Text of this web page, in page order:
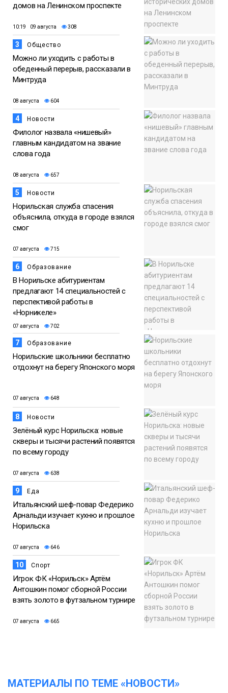
домов на Ленинском проспекте
10:19 09 августа 308
3 Общество
Можно ли уходить с работы в
обеденный перерыв, рассказали в
Минтруда
08 августа 604
4 Новости
Филолог назвала «нишевый»
главным кандидатом на звание
слова года
08 августа 657
5 Новости
Норильская служба спасения
объяснила, откуда в городе взялся
смог
07 августа 715
6 Образование
В Норильске абитуриентам
предлагают 14 специальностей с
перспективой работы в
«Норникеле»
07 августа 702
7 Образование
Норильские школьники бесплатно
отдохнут на берегу Японского моря
07 августа 648
8 Новости
Зелёный курс Норильска: новые
скверы и тысячи растений появятся
по всему городу
07 августа 638
9 Еда
Итальянский шеф-повар Федерико
Арнальди изучает кухню и прошлое
Норильска
07 августа 646
10 Спорт
Игрок ФК «Норильск» Артём
Антошкин помог сборной России
взять золото в футзальном турнире
07 августа 665
МАТЕРИАЛЫ ПО ТЕМЕ «НОВОСТИ»